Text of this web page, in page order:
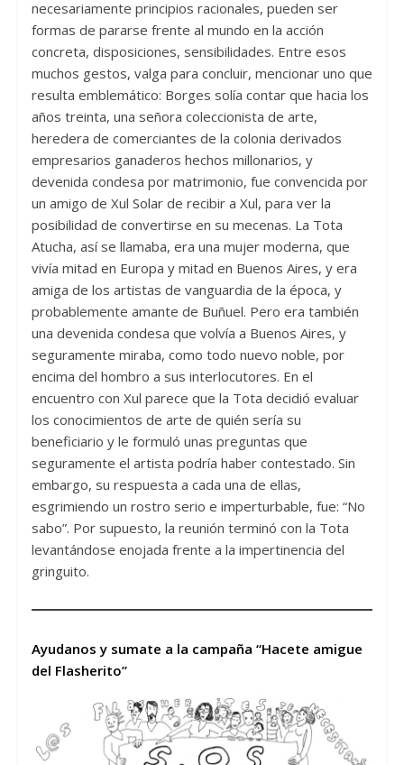
necesariamente principios racionales, pueden ser
formas de pararse frente al mundo en la acción
concreta, disposiciones, sensibilidades. Entre esos
muchos gestos, valga para concluir, mencionar uno que
resulta emblemático: Borges solía contar que hacia los
años treinta, una señora coleccionista de arte,
heredera de comerciantes de la colonia derivados
empresarios ganaderos hechos millonarios, y
devenida condesa por matrimonio, fue convencida por
un amigo de Xul Solar de recibir a Xul, para ver la
posibilidad de convertirse en su mecenas. La Tota
Atucha, así se llamaba, era una mujer moderna, que
vivía mitad en Europa y mitad en Buenos Aires, y era
amiga de los artistas de vanguardia de la época, y
probablemente amante de Buñuel. Pero era también
una devenida condesa que volvía a Buenos Aires, y
seguramente miraba, como todo nuevo noble, por
encima del hombro a sus interlocutores. En el
encuentro con Xul parece que la Tota decidió evaluar
los conocimientos de arte de quién sería su
beneficiario y le formuló unas preguntas que
seguramente el artista podría haber contestado. Sin
embargo, su respuesta a cada una de ellas,
esgrimiendo un rostro serio e imperturbable, fue: “No
sabo”. Por supuesto, la reunión terminó con la Tota
levantándose enojada frente a la impertinencia del
gringuito.
Ayudanos y sumate a la campaña “Hacete amigue
del Flasherito”